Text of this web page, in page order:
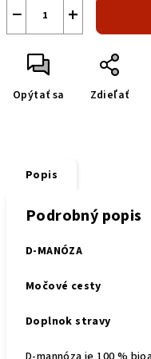
+
−
Opýtať sa Zdieľať
Popis
Podrobný popis
D-MANÓZA
Močové cesty
Doplnok stravy